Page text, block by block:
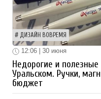
ДИЗАЙН ВОВРЕМЯ
12:06 | 30 июня
Недорогие и
Уральском. Ручки,
бюджет